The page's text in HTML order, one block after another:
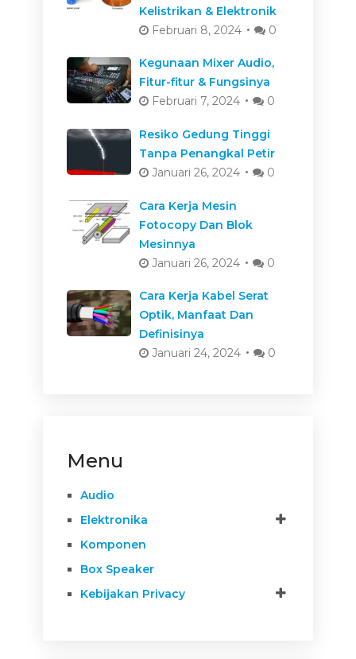
Kelistrikan & Elektronik
Februari 8, 2024
0
Kegunaan Mixer Audio,
Fitur-fitur & Fungsinya
Februari 7, 2024
0
Resiko Gedung Tinggi
Tanpa Penangkal Petir
Januari 26, 2024
0
Cara Kerja Mesin
Fotocopy Dan Blok
Mesinnya
Januari 26, 2024
0
Cara Kerja Kabel Serat
Optik, Manfaat Dan
Definisinya
Januari 24, 2024
0
Menu
Audio
Elektronika
Komponen
Box Speaker
Kebijakan Privacy